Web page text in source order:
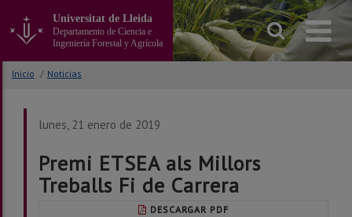
contenido
Universitat de Lleida
Departamento de Ciencia e
Ingeniería Forestal y Agrícola
Inicio / Noticias
lunes, 21 enero de 2019
Premi ETSEA als Millors
Treballs Fi de Carrera
DESCARGAR PDF